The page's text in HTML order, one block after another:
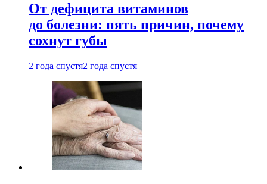
От дефицита витаминов
до болезни: пять причин, почему
сохнут губы
2 года спустя2 года спустя